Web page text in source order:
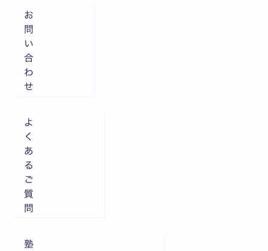
お
問
い
合
わ
せ
よ
く
あ
る
ご
質
問
塾